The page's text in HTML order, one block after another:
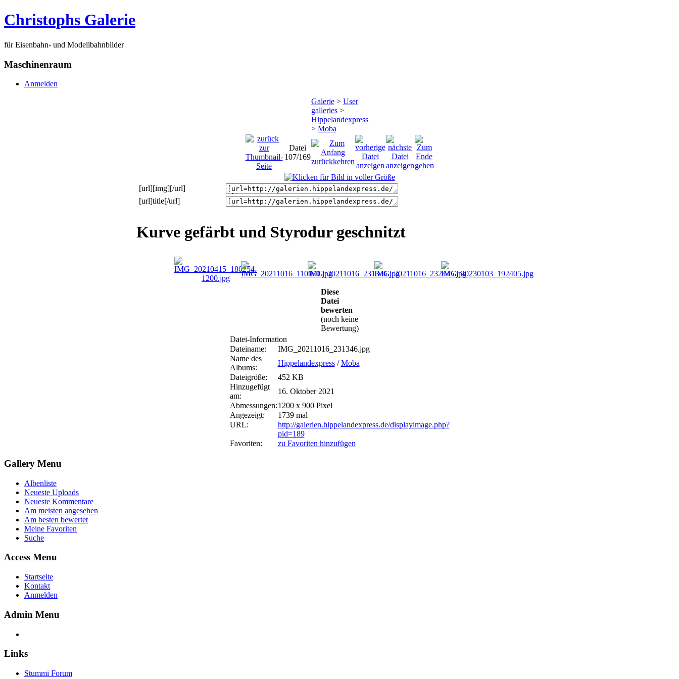
Christophs Galerie
für Eisenbahn- und Modellbahnbilder
Maschinenraum
Anmelden
Galerie> User
galleries>
Hippelandexpress
> Moba
Datei
107/169
[url][img][/url]
[url]title[/url]
Kurve gefärbt und Styrodur geschnitzt
Diese
Datei
bewerten
(noch keine
Bewertung)
Datei-Information
Dateiname:
IMG_20211016_231346.jpg
Name des
Albums:
Hippelandexpress/Moba
Dateigröße:
452 KB
Hinzugefügt
am:
16. Oktober 2021
Abmessungen:1200 x 900 Pixel
Angezeigt:
1739 mal
URL:
http://galerien.hippelandexpress.de/displayimage.php?
pid=189
Favoriten:
zu Favoriten hinzufügen
Gallery Menu
Albenliste
Neueste Uploads
Neueste Kommentare
Am meisten angesehen
Am besten bewertet
Meine Favoriten
Suche
Access Menu
Startseite
Kontakt
Anmelden
Admin Menu
Links
Stummi Forum